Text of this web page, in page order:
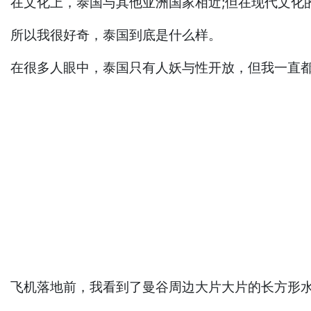
所以我很好奇，泰国到底是什么样。
在很多人眼中，泰国只有人妖与性开放，但我一直
飞机落地前，我看到了曼谷周边大片大片的长方形